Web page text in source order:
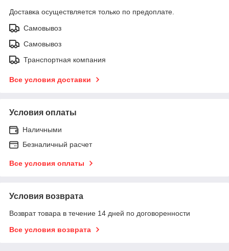
Доставка осуществляется только по предоплате.
Самовывоз
Самовывоз
Транспортная компания
Все условия доставки
Условия оплаты
Наличными
Безналичный расчет
Все условия оплаты
Условия возврата
Возврат товара в течение 14 дней по договоренности
Все условия возврата